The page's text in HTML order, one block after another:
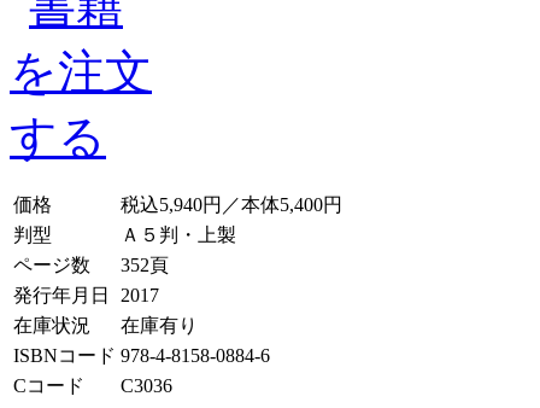
価格
税込5,940円／本体5,400円
判型
Ａ５判・上製
ページ数
352頁
発行年月日
2017
在庫状況
在庫有り
ISBNコード 978-4-8158-0884-6
Cコード
C3036